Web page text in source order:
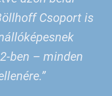
Csoport is
ben – minden